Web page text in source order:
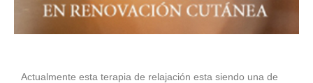
Actualmente esta terapia de relajación esta siendo una de